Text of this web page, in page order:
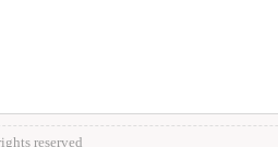
reserved